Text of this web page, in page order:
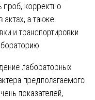
проб, корректно
актах, а также
и транспортировки
лабораторных
предполагаемого
показателей,